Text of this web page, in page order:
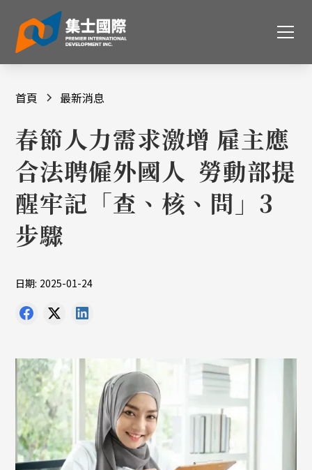
首頁 最新消息
春節人力需求激增 雇主應
合法聘僱外國人 勞動部提
醒牢記「查、核、問」3
步驟
日期: 2025-01-24